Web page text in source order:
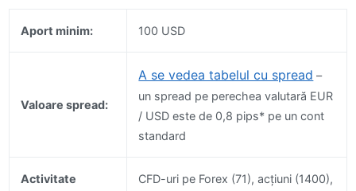
Aport minim: 100 USD
Valoare spread:
A se vedea tabelul cu spread –
un spread pe perechea valutară EUR
/ USD este de 0,8 pips* pe un cont
standard
Activitate
CFD-uri pe Forex (71), acțiuni (1400),